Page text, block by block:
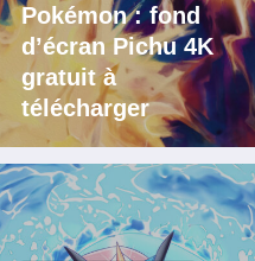
Pokémon : fond
d’écran Pichu 4K
gratuit à
télécharger